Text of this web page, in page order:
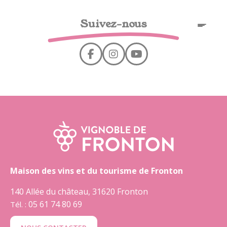
Suivez-nous
Maison des vins et du tourisme de Fronton
140 Allée du château, 31620 Fronton
Tél. : 05 61 74 80 69